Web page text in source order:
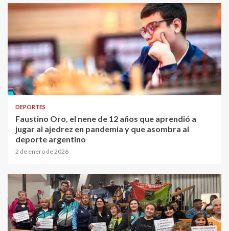
DEPORTES
Faustino Oro, el nene de 12 años que aprendió a
jugar al ajedrez en pandemia y que asombra al
deporte argentino
2 de enero de 2026